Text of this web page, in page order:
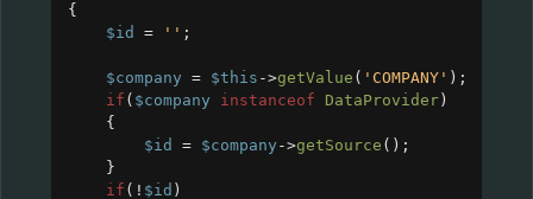
{
$id
= '' ;
$company = $this ->getValue ( 'COMPANY' );
if ( $company instanceof DataProvider )
{
$id
= $company ->getSource ();
}
if ( ! $id )